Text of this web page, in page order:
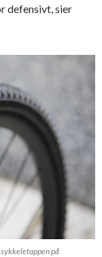
defensivt, sier
på